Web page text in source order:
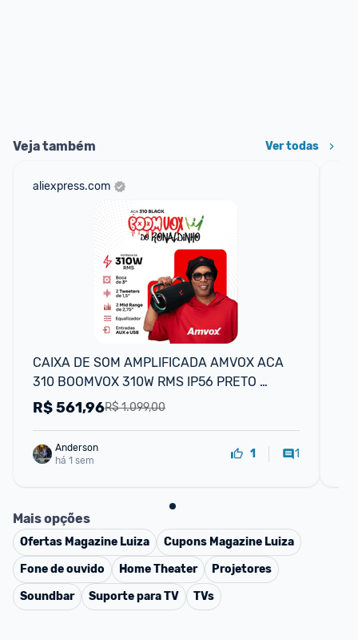
Veja também Ver todas
aliexpress.com
CAIXA DE SOM AMPLIFICADA AMVOX ACA
310 BOOMVOX 310W RMS IP56 PRETO
BIVOLT
R$ 1.099,00
R$561,96
Anderson
há 1 sem
1 1
Mais opções
Ofertas Magazine Luiza Cupons Magazine Luiza
Fone de ouvido
Home Theater
Projetores
Soundbar
Suporte para TV TVs